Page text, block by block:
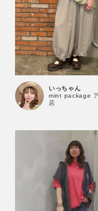
こ
いっちゃん
mint package
店